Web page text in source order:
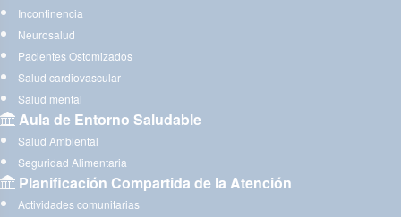
Incontinencia
Neurosalud
Pacientes Ostomizados
Salud cardiovascular
Salud mental
Aula de Entorno Saludable
Salud Ambiental
Seguridad Alimentaria
Planificación Compartida de la Atención
Actividades comunitarias